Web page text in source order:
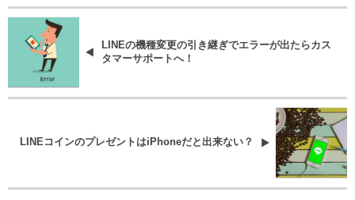
LINEの機種変更の引き継ぎでエラーが出たらカス
タマーサポートへ！
LINEコインのプレゼントはiPhoneだと出来ない？